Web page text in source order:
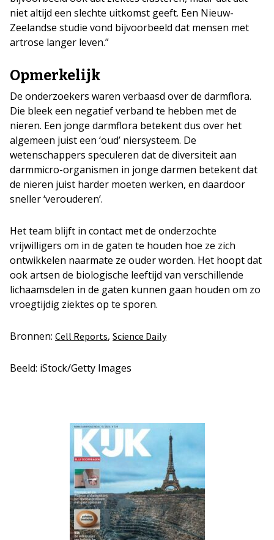
niet altijd een slechte uitkomst geeft. Een Nieuw-
Zeelandse studie vond bijvoorbeeld dat mensen met
artrose langer leven.”
Opmerkelijk
De onderzoekers waren verbaasd over de darmflora.
Die bleek een negatief verband te hebben met de
nieren. Een jonge darmflora betekent dus over het
algemeen juist een ‘oud’ niersysteem. De
wetenschappers speculeren dat de diversiteit aan
darmmicro-organismen in jonge darmen betekent dat
de nieren juist harder moeten werken, en daardoor
sneller ‘verouderen’.
Het team blijft in contact met de onderzochte
vrijwilligers om in de gaten te houden hoe ze zich
ontwikkelen naarmate ze ouder worden. Het hoopt dat
ook artsen de biologische leeftijd van verschillende
lichaamsdelen in de gaten kunnen gaan houden om zo
vroegtijdig ziektes op te sporen.
Bronnen: Cell Reports, Science Daily
Beeld: iStock/Getty Images